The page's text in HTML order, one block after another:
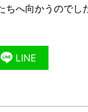
へ向かうのでし
LINE